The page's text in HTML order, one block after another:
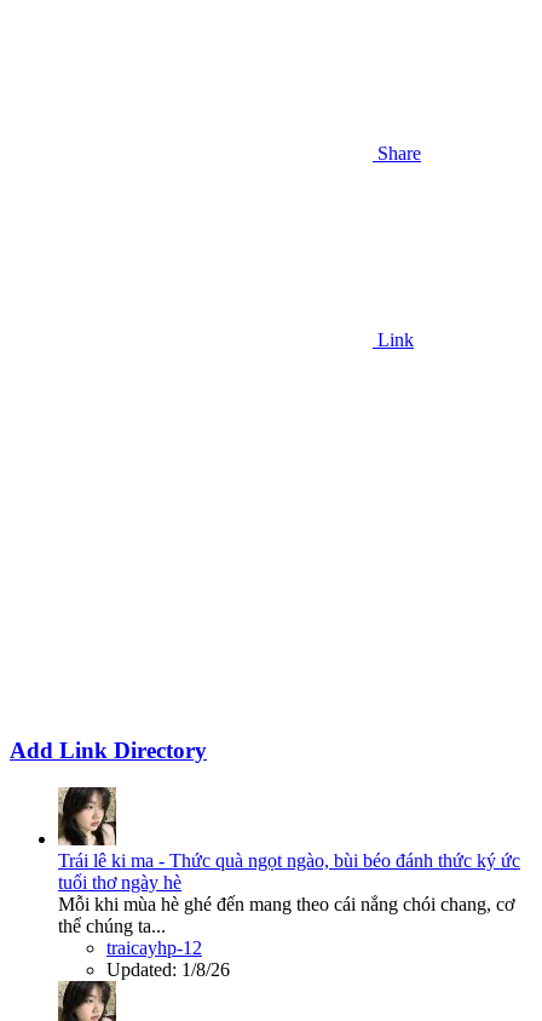
Share
Link
Add Link Directory
Trái lê ki ma - Thức quà ngọt ngào, bùi béo đánh thức ký ức
tuổi thơ ngày hè
Mỗi khi mùa hè ghé đến mang theo cái nắng chói chang, cơ
thể chúng ta...
traicayhp-12
Updated: 1/8/26